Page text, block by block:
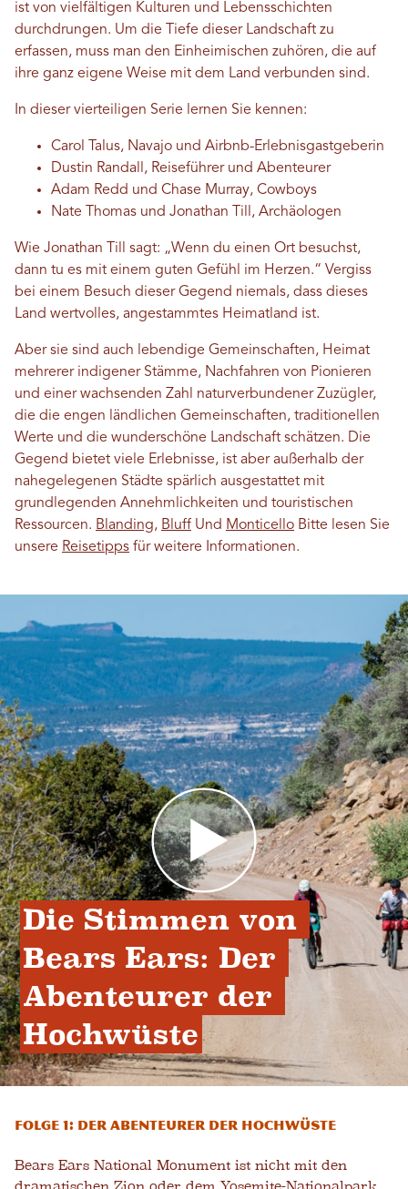
ist von vielfältigen Kulturen und Lebensschichten
durchdrungen. Um die Tiefe dieser Landschaft zu
erfassen, muss man den Einheimischen zuhören, die auf
ihre ganz eigene Weise mit dem Land verbunden sind.
In dieser vierteiligen Serie lernen Sie kennen:
Carol Talus, Navajo und Airbnb-Erlebnisgastgeberin
Dustin Randall, Reiseführer und Abenteurer
Adam Redd und Chase Murray, Cowboys
Nate Thomas und Jonathan Till, Archäologen
Wie Jonathan Till sagt: „Wenn du einen Ort besuchst,
dann tu es mit einem guten Gefühl im Herzen.“ Vergiss
bei einem Besuch dieser Gegend niemals, dass dieses
Land wertvolles, angestammtes Heimatland ist.
Aber sie sind auch lebendige Gemeinschaften, Heimat
mehrerer indigener Stämme, Nachfahren von Pionieren
und einer wachsenden Zahl naturverbundener Zuzügler,
die die engen ländlichen Gemeinschaften, traditionellen
Werte und die wunderschöne Landschaft schätzen. Die
Gegend bietet viele Erlebnisse, ist aber außerhalb der
nahegelegenen Städte spärlich ausgestattet mit
grundlegenden Annehmlichkeiten und touristischen
Ressourcen. Blanding, Bluff Und Monticello Bitte lesen Sie
unsere Reisetipps für weitere Informationen.
Die Stimmen von
Bears Ears: Der
Abenteurer der
Hochwüste
Folge 1: Der Abenteurer der Hochwüste
Bears Ears National Monument ist nicht mit den